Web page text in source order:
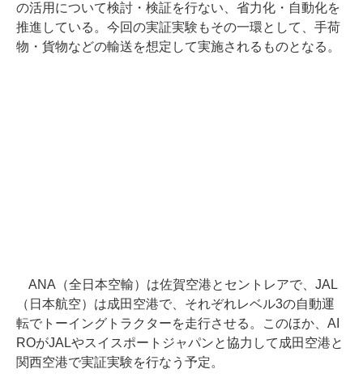
の活用について検討・検証を行ない、省力化・自動化を
推進している。今回の実証実験もその一環として、手荷
物・貨物などの輸送を想定して実施されるものとなる。
ANA（全日本空輸）は佐賀空港とセントレアで、JAL
（日本航空）は成田空港で、それぞれレベル3の自動運
転でトーイングトラクターを走行させる。このほか、AI
ROがJALやスイスポートジャパンと協力して成田空港と
関西空港で実証実験を行なう予定。